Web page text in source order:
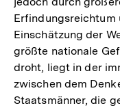
Erfindungsreichtum
Einschätzung der
größte nationale
droht, liegt in der
zwischen dem
Staatsmänner, die